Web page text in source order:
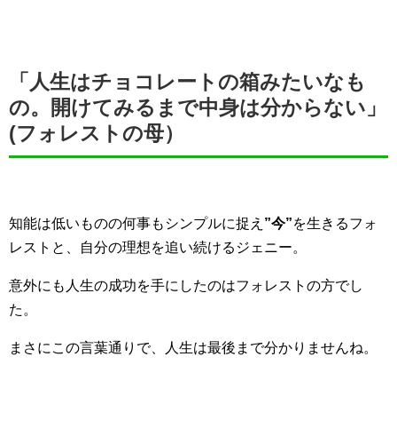
「人生はチョコレートの箱みたいなも
の。開けてみるまで中身は分からない」
(フォレストの母）
知能は低いものの何事もシンプルに捉え ”今”を生きるフォ
レストと、自分の理想を追い続けるジェニー。
意外にも人生の成功を手にしたのはフォレストの方でし
た。
まさにこの言葉通りで、人生は最後まで分かりませんね。